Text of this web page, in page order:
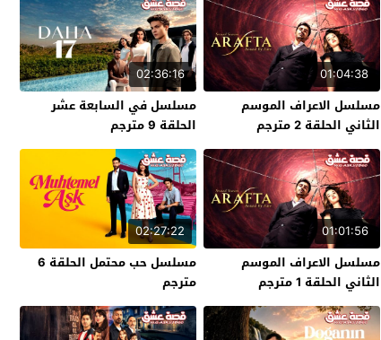
01:04:38
مسلسل الاعراف الموسم
الثاني الحلقة 2 مترجم
02:36:16
مسلسل في السابعة عشر
الحلقة 9 مترجم
01:01:56
مسلسل الاعراف الموسم
الثاني الحلقة 1 مترجم
02:27:22
مسلسل حب محتمل الحلقة 6
مترجم